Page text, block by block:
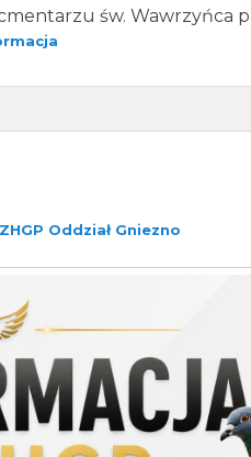
św. Wawrzyńca
Oddział Gniezno